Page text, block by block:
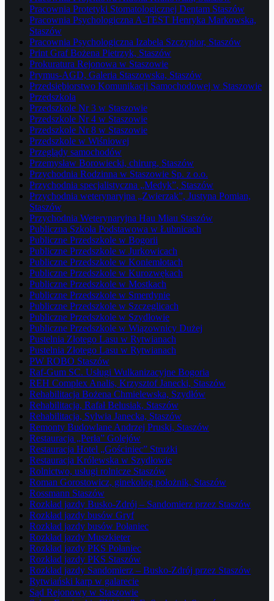
Pracownia Protetyki Stomatologicznej Dentam Staszów
Pracownia Psychologiczna A-TEST Henryka Markowska,
Staszów
Pracownia Psychologiczna Izabela Szczypior, Staszów
Print Graf Bożena Pietrzyk, Staszów
Prokuratura Rejonowa w Staszowie
Prymus-AGD, Galeria Staszowska, Staszów
Przedsiębiorstwo Komunikacji Samochodowej w Staszowie
Przedszkola
Przedszkole Nr 3 w Staszowie
Przedszkole Nr 4 w Staszowie
Przedszkole Nr 8 w Staszowie
Przedszkole w Wiśniowej
Przeglądy samochodów
Przemysław Borowiecki, chirurg, Staszów
Przychodnia Rodzinna w Staszowie Sp. z o.o.
Przychodnia specjalistyczna „Medyk”, Staszów
Przychodnia weterynaryjna „Zwierzak”, Justyna Pomian,
Staszów
Przychodnia Weterynaryjna Hau Miau Staszów
Publiczna Szkoła Podstawowa w Łubnicach
Publiczne Przedszkole w Bogorii
Publiczne Przedszkole w Jurkowicach
Publiczne Przedszkole w Koniemłotach
Publiczne Przedszkole w Kurozwękach
Publiczne Przedszkole w Mostkach
Publiczne Przedszkole w Smerdynie
Publiczne Przedszkole w Szczeglicach
Publiczne Przedszkole w Szydłowie
Publiczne Przedszkole w Wiązownicy Dużej
Pustelnia Złotego Lasu w Rytwianach
Pustelnia Złotego Lasu w Rytwianach
PW ROBO Staszów
Raf-Gum SC. Usługi Wulkanizacyjne Bogoria
REH Complex Analis, Krzysztof Janecki, Staszów
Rehabilitacja Bożena Chmielewska, Szydłów
Rehabilitacja, Rafał Belusiak, Staszów
Rehabilitacja, Sylwia Janecka, Staszów
Remonty Budowlane Andrzej Pruski, Staszów
Restauracja „Perła” Golejów
Restauracja Hotel „Gościniec” Strużki
Restauracja Królewska w Szydłowie
Rolnictwo, usługi rolnicze Staszów
Roman Gorostowicz, ginekolog położnik, Staszów
Rossmann Staszów
Rozkład jazdy Busko-Zdrój – Sandomierz przez Staszów
Rozkład jazdy busów Gryf
Rozkład jazdy busów Połaniec
Rozkład jazdy Muszkieter
Rozkład jazdy PKS Połaniec
Rozkład jazdy PKS Staszów
Rozkład jazdy Sandomierz – Busko-Zdrój przez Staszów
Rytwiański karp w galarecie
Sąd Rejonowy w Staszowie